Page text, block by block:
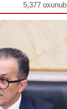
5,377 oxunub